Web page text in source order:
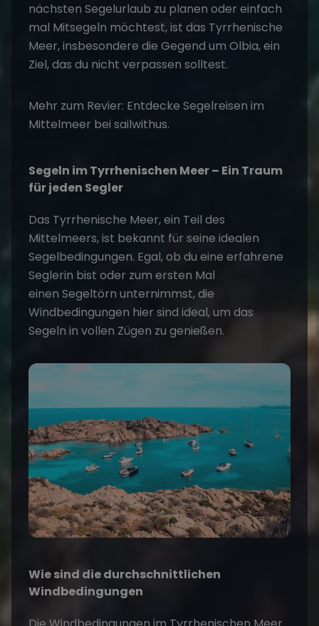
nächsten Segelurlaub zu planen oder einfach
mal Mitsegeln möchtest, ist das Tyrrhenische
Meer, insbesondere die Gegend um Olbia, ein
Ziel, das du nicht verpassen solltest.
Mehr zum Revier: Entdecke Segelreisen im
Mittelmeer bei sailwithus.
Segeln im Tyrrhenischen Meer – Ein Traum
für jeden Segler
Das Tyrrhenische Meer, ein Teil des
Mittelmeers, ist bekannt für seine idealen
Segelbedingungen. Egal, ob du eine erfahrene
Seglerin bist oder zum ersten Mal
einen Segeltörn unternimmst, die
Windbedingungen hier sind ideal, um das
Segeln in vollen Zügen zu genießen.
Wie sind die durchschnittlichen
Windbedingungen